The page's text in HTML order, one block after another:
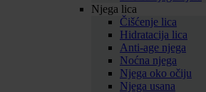
Njega lica
Čišćenje lica
Hidratacija lica
Anti-age njega
Noćna njega
Njega oko očiju
Njega usana